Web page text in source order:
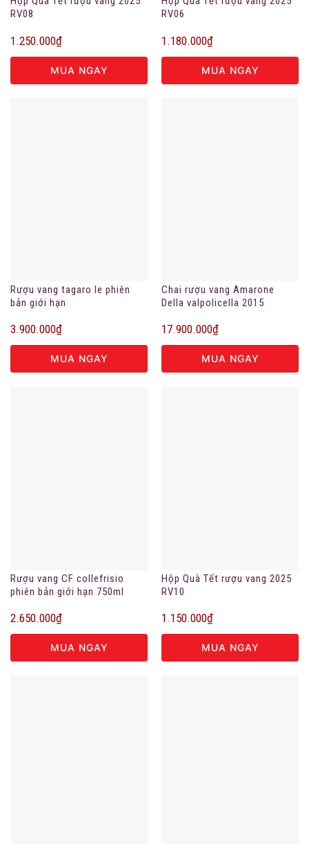
RV08
1.250.000₫
MUA NGAY
RV06
1.180.000₫
MUA NGAY
Rượu vang tagaro le phiên
bản giới hạn
3.900.000₫
MUA NGAY
Chai rượu vang Amarone
Della valpolicella 2015
17.900.000₫
MUA NGAY
Rượu vang CF collefrisio
phiên bản giới hạn 750ml
2.650.000₫
MUA NGAY
Hộp Quà Tết rượu vang 2025
RV10
1.150.000₫
MUA NGAY